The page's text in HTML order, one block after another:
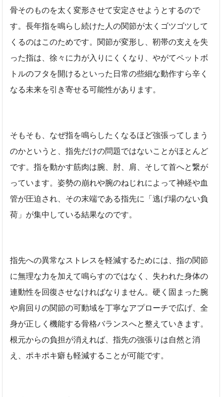
骨そのものを太く変形させて安定させようとするので
す。長年指を鳴らし続けた人の関節が太くゴツゴツして
くるのはこのためです。関節が変形し、靭帯の支えを失
った指は、徐々に力が入りにくくなり、やがてペットボ
トルのフタを開けるといった日常の些細な動作すら辛く
なる未来を引き寄せる可能性があります。
そもそも、なぜ指を鳴らしたくなるほど強張ってしまう
のかというと、指先だけの問題ではないことがほとんど
です。指を動かす筋肉は腕、肘、肩、そして首へと繋が
っています。姿勢の崩れや腕のねじれによって神経や血
管が圧迫され、その末端である指先に「逃げ場のない負
荷」が集中している結果なのです。
指先への異常なストレスを軽減するためには、指の関節
に無理な力を加えて鳴らすのではなく、失われた身体の
連動性を回復させなければなりません。硬く固まった腕
や肩回りの関節の可動域を丁寧なアプローチで広げ、全
身が正しく機能する骨格バランスへと整えていきます。
根元からの負担が消えれば、指先の強張りは自然と消
え、ポキポキ癖も軽減することが可能です。